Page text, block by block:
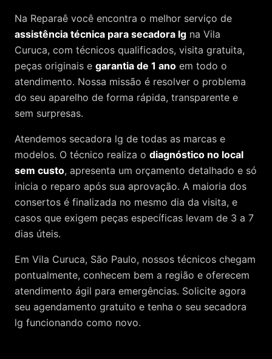
Na Reparaê você encontra o melhor serviço de
assistência técnica para secadora lg na Vila
Curuca, com técnicos qualificados, visita gratuita,
peças originais e garantia de 1 ano em todo o
atendimento. Nossa missão é resolver o problema
do seu aparelho de forma rápida, transparente e
sem surpresas.
Atendemos secadora lg de todas as marcas e
modelos. O técnico realiza o diagnóstico no local
sem custo, apresenta um orçamento detalhado e só
inicia o reparo após sua aprovação. A maioria dos
consertos é finalizada no mesmo dia da visita, e
casos que exigem peças específicas levam de 3 a 7
dias úteis.
Em Vila Curuca, São Paulo, nossos técnicos chegam
pontualmente, conhecem bem a região e oferecem
atendimento ágil para emergências. Solicite agora
seu agendamento gratuito e tenha o seu secadora
lg funcionando como novo.